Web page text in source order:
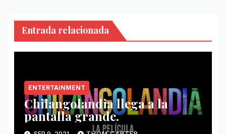
Entrada relacionada
ENTERTAINMENT
Chilangolandia llega a la
pantalla grande.